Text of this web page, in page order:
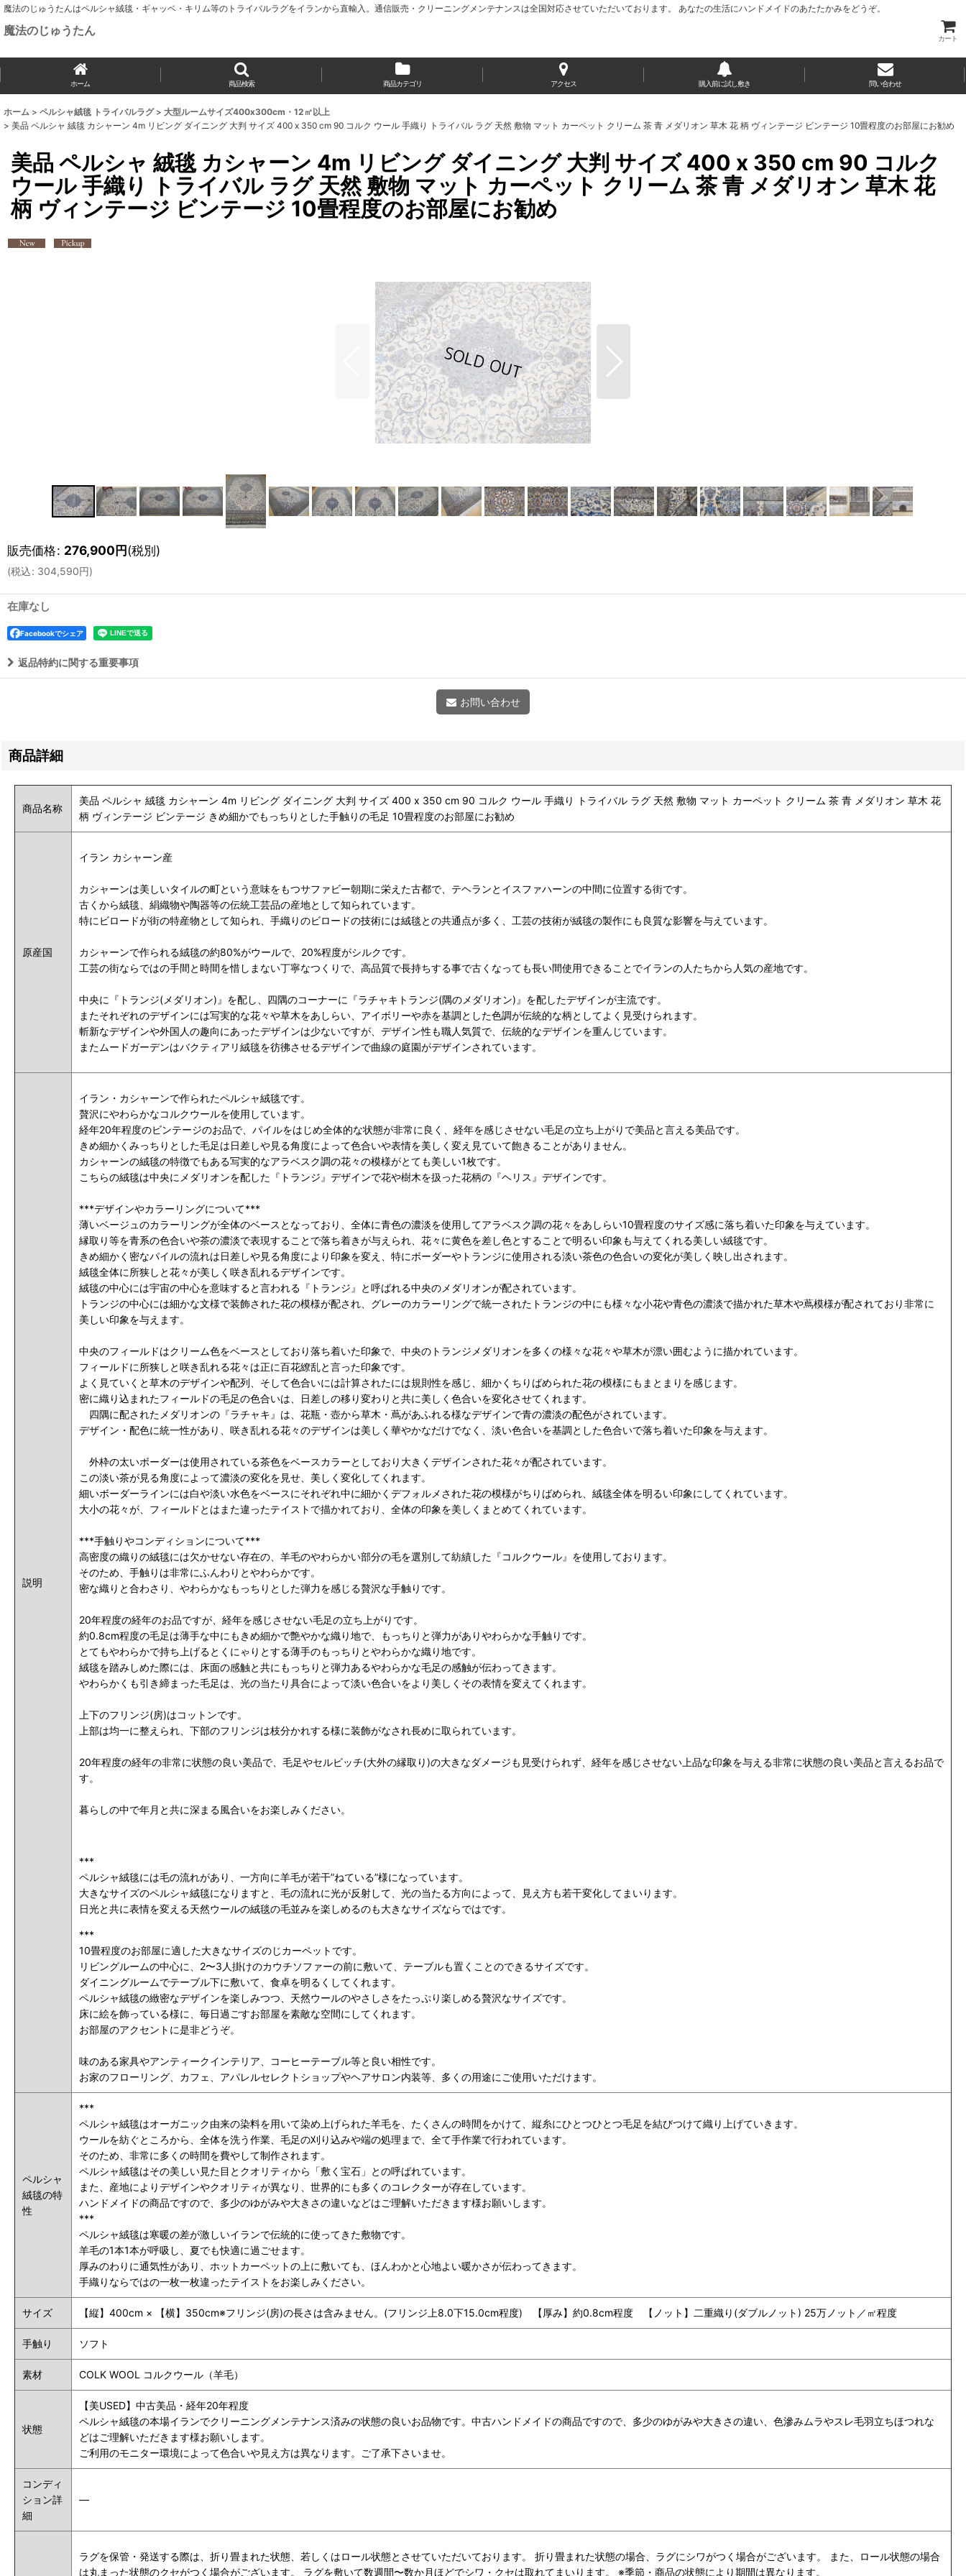
魔法のじゅうたんはペルシャ絨毯・ギャッベ・キリム等のトライバルラグをイランから直輸入。通信販売・クリーニングメンテナンスは全国対応させていただいております。 あなたの生活にハンドメイドのあたたかみをどうぞ。
魔法のじゅうたん
カート
ホーム 商品検索 商品カテゴリ アクセス 購入前に試し敷き 問い合わせ
ホーム > ペルシャ絨毯 トライバルラグ > 大型ルームサイズ400x300cm・12㎡以上
> 美品 ペルシャ 絨毯 カシャーン 4m リビング ダイニング 大判 サイズ 400 x 350 cm 90 コルク ウール 手織り トライバル ラグ 天然 敷物 マット カーペット クリーム 茶 青 メダリオン 草木 花 柄 ヴィンテージ ビンテージ 10畳程度のお部屋にお勧め
美品 ペルシャ 絨毯 カシャーン 4m リビング ダイニング 大判 サイズ 400 x 350 cm 90 コルク
ウール 手織り トライバル ラグ 天然 敷物 マット カーペット クリーム 茶 青 メダリオン 草木 花
柄 ヴィンテージ ビンテージ 10畳程度のお部屋にお勧め
販売価格: 276,900円(税別)
(税込: 304,590円)
在庫なし
Facebookでシェア
返品特約に関する重要事項
お問い合わせ
商品詳細
商品名称
美品 ペルシャ 絨毯 カシャーン 4m リビング ダイニング 大判 サイズ 400 x 350 cm 90 コルク ウール 手織り トライバル ラグ 天然 敷物 マット カーペット クリーム 茶 青 メダリオン 草木 花
柄 ヴィンテージ ビンテージ きめ細かでもっちりとした手触りの毛足 10畳程度のお部屋にお勧め
原産国
イラン カシャーン産
カシャーンは美しいタイルの町という意味をもつサファビー朝期に栄えた古都で、 テヘランとイスファハーンの中間に位置する街です。
古くから絨毯、絹織物や陶器等の伝統工芸品の産地として知られています。
特にビロードが街の特産物として知られ、手織りのビロードの技術には絨毯との共通点が多く、工芸の技術が絨毯の製作にも良質な影響を与えています。
カシャーンで作られる絨毯の約80%がウールで、20%程度がシルクです。
工芸の街ならではの手間と時間を惜しまない丁寧なつくりで、高品質で長持ちする事で古くなっても長い間使用できることでイランの人たちから人気の産地です。
中央に『トランジ(メダリオン)』を配し、四隅のコーナーに『ラチャキトランジ(隅のメダリオン)』を配したデザインが主流です。
またそれぞれのデザインには写実的な花々や草木をあしらい、アイボリーや赤を基調とした色調が伝統的な柄としてよく見受けられます。
斬新なデザインや外国人の趣向にあったデザインは少ないですが、 デザイン性も職人気質で、伝統的なデザインを重んじています。
またムードガーデンはバクティアリ絨毯を彷彿させるデザインで曲線の庭園がデザインされています。
説明
イラン・カシャーンで作られたペルシャ絨毯です。
贅沢にやわらかなコルクウールを使用しています。
経年20年程度のビンテージのお品で、パイルをはじめ全体的な状態が非常に良く、経年を感じさせない毛足の立ち上がりで美品と言える美品です。
きめ細かくみっちりとした毛足は日差しや見る角度によって色合いや表情を美しく変え見ていて飽きることがありません。
カシャーンの絨毯の特徴でもある写実的なアラベスク調の花々の模様がとても美しい1枚です。
こちらの絨毯は中央にメダリオンを配した『トランジ』デザインで花や樹木を扱った花柄の『ヘリス』デザインです。
***デザインやカラーリングについて***
薄いベージュのカラーリングが全体のベースとなっており、全体に青色の濃淡を使用してアラベスク調の花々をあしらい10畳程度のサイズ感に落ち着いた印象を与えています。
縁取り等を青系の色合いや茶の濃淡で表現することで落ち着きが与えられ、花々に黄色を差し色とすることで明るい印象も与えてくれる美しい絨毯です。
きめ細かく密なパイルの流れは日差しや見る角度により印象を変え、特にボーダーやトランジに使用される淡い茶色の色合いの変化が美しく映し出されます。
絨毯全体に所狭しと花々が美しく咲き乱れるデザインです。
絨毯の中心には宇宙の中心を意味すると言われる『トランジ』と呼ばれる中央のメダリオンが配されています。
トランジの中心には細かな文様で装飾された花の模様が配され、グレーのカラーリングで統一されたトランジの中にも様々な小花や青色の濃淡で描かれた草木や蔦模様が配されており非常に
美しい印象を与えます。
中央のフィールドはクリーム色をベースとしており落ち着いた印象で、中央のトランジメダリオンを多くの様々な花々や草木が漂い囲むように描かれています。
フィールドに所狭しと咲き乱れる花々は正に百花繚乱と言った印象です。
よく見ていくと草木のデザインや配列、そして色合いには計算されたには規則性を感じ、細かくちりばめられた花の模様にもまとまりを感じます。
密に織り込まれたフィールドの毛足の色合いは、日差しの移り変わりと共に美しく色合いを変化させてくれます。
四隅に配されたメダリオンの『ラチャキ』は、花瓶・壺から草木・蔦があふれる様なデザインで青の濃淡の配色がされています。
デザイン・配色に統一性があり、咲き乱れる花々のデザインは美しく華やかなだけでなく、淡い色合いを基調とした色合いで落ち着いた印象を与えます。
外枠の太いボーダーは使用されている茶色をベースカラーとしており大きくデザインされた花々が配されています。
この淡い茶が見る角度によって濃淡の変化を見せ、美しく変化してくれます。
細いボーダーラインには白や淡い水色をベースにそれぞれ中に細かくデフォルメされた花の模様がちりばめられ、絨毯全体を明るい印象にしてくれています。
大小の花々が、フィールドとはまた違ったテイストで描かれており、全体の印象を美しくまとめてくれています。
***手触りやコンディションについて***
高密度の織りの絨毯には欠かせない存在の、羊毛のやわらかい部分の毛を選別して紡績した『コルクウール』を使用しております。
そのため、手触りは非常にふんわりとやわらかです。
密な織りと合わさり、やわらかなもっちりとした弾力を感じる贅沢な手触りです。
20年程度の経年のお品ですが、 経年を感じさせない毛足の立ち上がりです。
約0.8cm程度の毛足は薄手な中にもきめ細かで艶やかな織り地で、もっちりと弾力がありやわらかな手触りです。
とてもやわらかで持ち上げるとくにゃりとする薄手のもっちりとやわらかな織り地です。
絨毯を踏みしめた際には、床面の感触と共にもっちりと弾力あるやわらかな毛足の感触が伝わってきます。
やわらかくも引き締まった毛足は、光の当たり具合によって淡い色合いをより美しくその表情を変えてくれます。
上下のフリンジ(房)はコットンです。
上部は均一に整えられ、下部のフリンジは枝分かれする様に装飾がなされ長めに取られています。
20年程度の経年の非常に状態の良い美品で、毛足やセルビッチ(大外の縁取り)の大きなダメージも見受けられず、経年を感じさせない上品な印象を与える非常に状態の良い美品と言えるお品で
す。
暮らしの中で年月と共に深まる風合いをお楽しみください。
***
ペルシャ絨毯には毛の流れがあり、一方向に羊毛が若干”ねている”様になっています。
大きなサイズのペルシャ絨毯になりますと、毛の流れに光が反射して、光の当たる方向によって、見え方も若干変化してまいります。
日光と共に表情を変える天然ウールの絨毯の毛並みを楽しめるのも大きなサイズならではです。
***
10畳程度のお部屋に適した大きなサイズのじカーペットです。
リビングルームの中心に、2〜3人掛けのカウチソファーの前に敷いて、テーブルも置くことのできるサイズです。
ダイニングルームでテーブル下に敷いて、食卓を明るくしてくれます。
ペルシャ絨毯の緻密なデザインを楽しみつつ、天然ウールのやさしさをたっぷり楽しめる贅沢なサイズです。
床に絵を飾っている様に、毎日過ごすお部屋を素敵な空間にしてくれます。
お部屋のアクセントに是非どうぞ。
味のある家具やアンティークインテリア、コーヒーテーブル等と良い相性です。
お家のフローリング、カフェ、アパレルセレクトショップやヘアサロン内装等、多くの用途にご使用いただけます。
ペルシャ
絨毯の特
性
***
ペルシャ絨毯はオーガニック由来の染料を用いて染め上げられた羊毛を、たくさんの時間をかけて、縦糸にひとつひとつ毛足を結びつけて織り上げていきます。
ウールを紡ぐところから、全体を洗う作業、毛足の刈り込みや端の処理まで、全て手作業で行われています。
そのため、非常に多くの時間を費やして制作されます。
ペルシャ絨毯はその美しい見た目とクオリティから「敷く宝石」との呼ばれています。
また、産地によりデザインやクオリティが異なり、世界的にも多くのコレクターが存在しています。
ハンドメイドの商品ですので、多少のゆがみや大きさの違いなどはご理解いただきます様お願いします。
***
ペルシャ絨毯は寒暖の差が激しいイランで伝統的に使ってきた敷物です。
羊毛の1本1本が呼吸し、夏でも快適に過ごせます。
厚みのわりに通気性があり、ホットカーペットの上に敷いても、ほんわかと心地よい暖かさが伝わってきます。
手織りならではの一枚一枚違ったテイストをお楽しみください。
サイズ 【縦】400cm × 【横】350cm※フリンジ(房)の長さは含みません。(フリンジ上8.0下15.0cm程度) 【厚み】約0.8cm程度 【ノット】二重織り(ダブルノット) 25万ノット／㎡程度
手触り ソフト
素材 COLK WOOL コルクウール（羊毛）
状態
【美USED】中古美品・経年20年程度
ペルシャ絨毯の本場イランでクリーニングメンテナンス済みの状態の良いお品物です。中古ハンドメイドの商品ですので、多少のゆがみや大きさの違い、色滲みムラやスレ毛羽立ちほつれな
どはご理解いただきます様お願いします。
ご利用のモニター環境によって色合いや見え方は異なります。ご了承下さいませ。
コンディ
ション詳
細
―
ラグを保管・発送する際は、折り畳まれた状態、若しくはロール状態とさせていただいております。 折り畳まれた状態の場合、ラグにシワがつく場合がございます。 また、ロール状態の場合
は丸まった状態のクセがつく場合がございます。 ラグを敷いて数週間〜数か月ほどでシワ・クセは取れてまいります。 ※季節・商品の状態により期間は異なります。